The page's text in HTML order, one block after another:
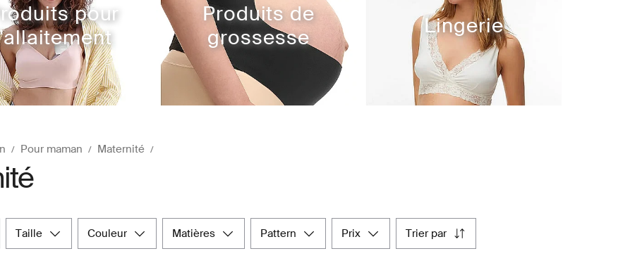
pour
Produits de
grossesse
Lingerie
Pour maman Maternité
taille couleur matières pattern prix trier par